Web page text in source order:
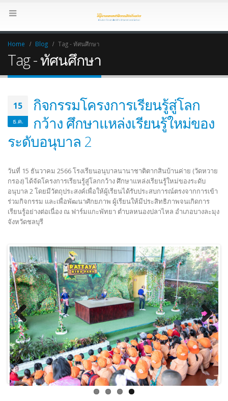
Home Blog Tag -ทัศนศึกษา
Tag - ทัศนศึกษา
15
ธ.ค.
กิจกรรมโครงการเรียนรู้สู่โลก
กว้าง ศึกษาแหล่งเรียนรู้ใหม่ของ
ระดับอนุบาล 2
วันที่ 15 ธันวาคม 2566 โรงเรียนอนุบาลนานาชาติตากสินบ้านค่าย (วัดหวาย
กรอง) ได้จัดโครงการเรียนรู้สู่โลกกว้าง ศึกษาแหล่งเรียนรู้ใหม่ของระดับ
อนุบาล 2 โดยมีวัตถุประสงค์เพื่อให้ผู้เรียนได้รับประสบการณ์ตรงจากการเข้า
ร่วมกิจกรรม และเพื่อพัฒนาศักยภาพ ผู้เรียนให้มีประสิทธิภาพจนเกิดการ
เรียนรู้อย่างต่อเนื่อง ณ ฟาร์มแกะพัทยา ตำบลหนองปลาไหล อำเภอบางละมุง
จังหวัดชลบุรี
Previous Next